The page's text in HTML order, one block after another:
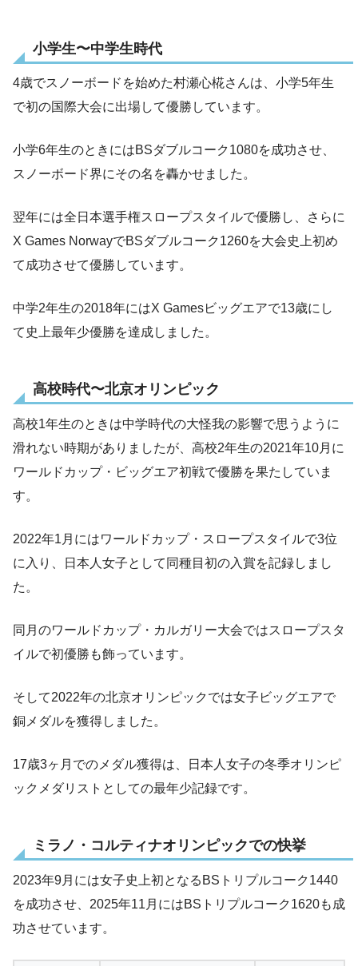
小学生〜中学生時代
4歳でスノーボードを始めた村瀬心椛さんは、小学5年生
で初の国際大会に出場して優勝しています。
小学6年生のときにはBSダブルコーク1080を成功させ、
スノーボード界にその名を轟かせました。
翌年には全日本選手権スロープスタイルで優勝し、さらに
X Games NorwayでBSダブルコーク1260を大会史上初め
て成功させて優勝しています。
中学2年生の2018年にはX Gamesビッグエアで13歳にし
て史上最年少優勝を達成しました。
高校時代〜北京オリンピック
高校1年生のときは中学時代の大怪我の影響で思うように
滑れない時期がありましたが、高校2年生の2021年10月に
ワールドカップ・ビッグエア初戦で優勝を果たしていま
す。
2022年1月にはワールドカップ・スロープスタイルで3位
に入り、日本人女子として同種目初の入賞を記録しまし
た。
同月のワールドカップ・カルガリー大会ではスロープスタ
イルで初優勝も飾っています。
そして2022年の北京オリンピックでは女子ビッグエアで
銅メダルを獲得しました。
17歳3ヶ月でのメダル獲得は、日本人女子の冬季オリンピ
ックメダリストとしての最年少記録です。
ミラノ・コルティナオリンピックでの快挙
2023年9月には女子史上初となるBSトリプルコーク1440
を成功させ、2025年11月にはBSトリプルコーク1620も成
功させています。